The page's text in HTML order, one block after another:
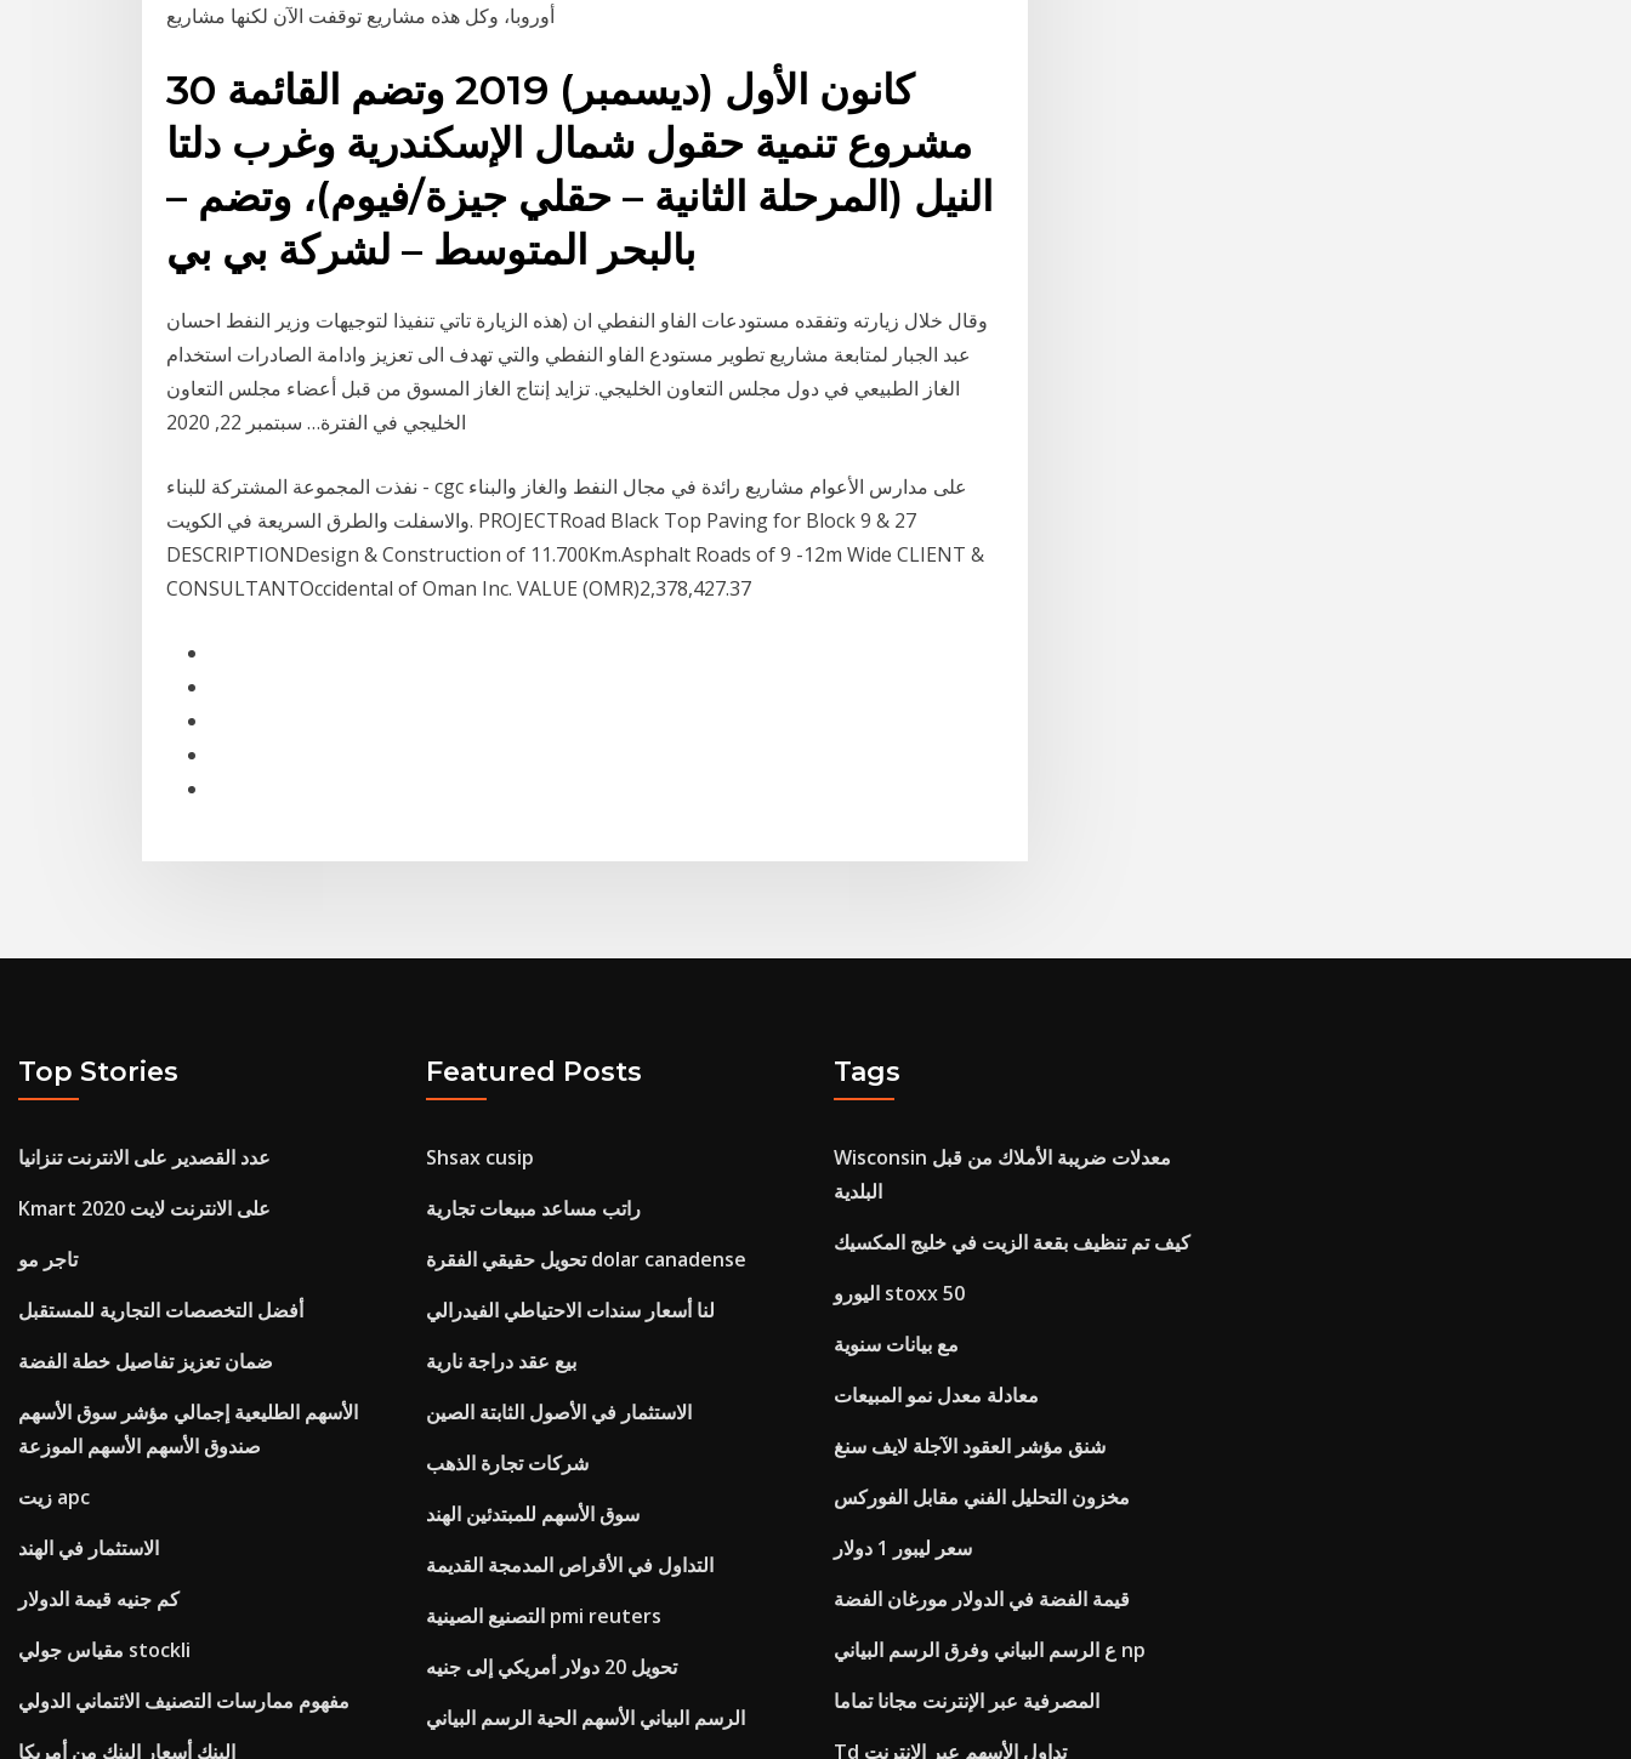
أوروبا، وكل هذه مشاريع توقفت الآن لكنها مشاريع
30 كانون الأول (ديسمبر) 2019 وتضم القائمة
مشروع تنمية حقول شمال الإسكندرية وغرب دلتا
النيل (المرحلة الثانية – حقلي جيزة/فيوم)، وتضم –
وقال خلال زيارته وتفقده مستودعات الفاو النفطي ان (هذه الزيارة تاتي تنفيذا لتوجيهات وزير النفط احسان
عبد الجبار لمتابعة مشاريع تطوير مستودع الفاو النفطي والتي تهدف الى تعزيز وادامة الصادرات استخدام
الغاز الطبيعي في دول مجلس التعاون الخليجي. تزايد إنتاج الغاز المسوق من قبل أعضاء مجلس التعاون
الخليجي في الفترة… سبتمبر 22, 2020
نفذت المجموعة المشتركة للبناء - cgc على مدارس الأعوام مشاريع رائدة في مجال النفط والغاز والبناء
والاسفلت والطرق السريعة في الكويت. PROJECTRoad Black Top Paving for Block 9 & 27
DESCRIPTIONDesign & Construction of 11.700Km.Asphalt Roads of 9 -12m Wide CLIENT &
CONSULTANTOccidental of Oman Inc. VALUE (OMR)2,378,427.37
Top Stories
عدد القصدير على الانترنت تنزانيا
Kmart على الانترنت لايت 2020
تاجر مو
أفضل التخصصات التجارية للمستقبل
ضمان تعزيز تفاصيل خطة الفضة
الأسهم الطليعية إجمالي مؤشر سوق الأسهم
صندوق الأسهم الأسهم الموزعة
زيت apc
الاستثمار في الهند
كم جنيه قيمة الدولار
مقياس جولي stockli
مفهوم ممارسات التصنيف الائتماني الدولي
البنك أسعار البنك من أمريكا
Featured Posts
Shsax cusip
راتب مساعد مبيعات تجارية
تحويل حقيقي الفقرة dolar canadense
لنا أسعار سندات الاحتياطي الفيدرالي
بيع عقد دراجة نارية
الاستثمار في الأصول الثابتة الصين
شركات تجارة الذهب
سوق الأسهم للمبتدئين الهند
التداول في الأقراص المدمجة القديمة
التصنيع الصينية pmi reuters
تحويل 20 دولار أمريكي إلى جنيه
الرسم البياني الأسهم الحية الرسم البياني
Tags
Wisconsin معدلات ضريبة الأملاك من قبل
البلدية
كيف تم تنظيف بقعة الزيت في خليج المكسيك
اليورو stoxx 50
مع بيانات سنوية
معادلة معدل نمو المبيعات
شنق مؤشر العقود الآجلة لايف سنغ
مخزون التحليل الفني مقابل الفوركس
سعر ليبور 1 دولار
قيمة الفضة في الدولار مورغان الفضة
ع الرسم البياني وفرق الرسم البياني np
المصرفية عبر الإنترنت مجانا تماما
Td تداول الأسهم عبر الإنترنت